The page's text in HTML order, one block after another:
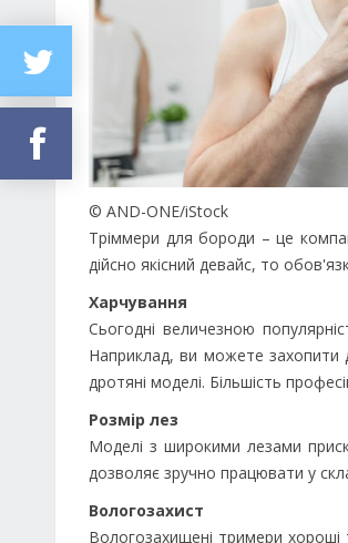
© AND-ONE/iStock
Тріммери для бороди – це
дійсно якісний девайс, то
Харчування
Сьогодні величезною
Наприклад, ви можете захопити
дротяні моделі. Більшість
Розмір лез
Моделі з широкими лезами
дозволяє зручно працювати у
Вологозахист
Вологозахищені тримери